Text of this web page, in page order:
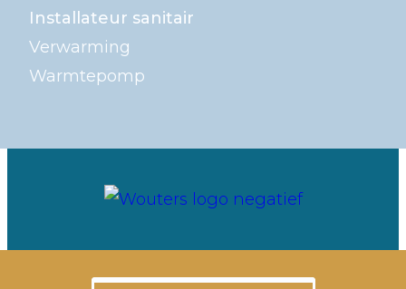
Installateur sanitair
Verwarming
Warmtepomp